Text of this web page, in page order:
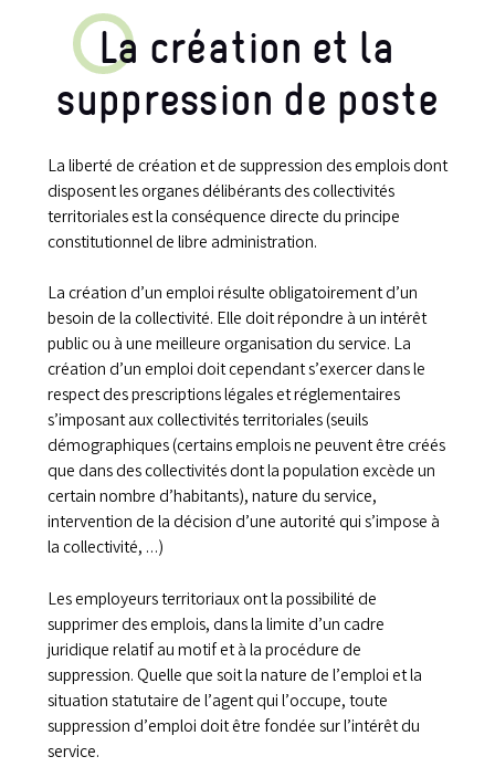
La création et la
suppression de poste
La liberté de création et de suppression des emplois dont
disposent les organes délibérants des collectivités
territoriales est la conséquence directe du principe
constitutionnel de libre administration.
La création d’un emploi résulte obligatoirement d’un
besoin de la collectivité. Elle doit répondre à un intérêt
public ou à une meilleure organisation du service. La
création d’un emploi doit cependant s’exercer dans le
respect des prescriptions légales et réglementaires
s’imposant aux collectivités territoriales (seuils
démographiques (certains emplois ne peuvent être créés
que dans des collectivités dont la population excède un
certain nombre d’habitants), nature du service,
intervention de la décision d’une autorité qui s’impose à
la collectivité, …)
Les employeurs territoriaux ont la possibilité de
supprimer des emplois, dans la limite d’un cadre
juridique relatif au motif et à la procédure de
suppression. Quelle que soit la nature de l’emploi et la
situation statutaire de l’agent qui l’occupe, toute
suppression d’emploi doit être fondée sur l’intérêt du
service.